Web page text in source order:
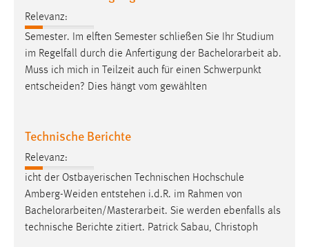
Relevanz:
Semester. Im elften Semester schließen Sie Ihr Studium
im Regelfall durch die Anfertigung der Bachelorarbeit ab.
Muss ich mich in Teilzeit auch für einen Schwerpunkt
entscheiden? Dies hängt vom gewählten
Technische Berichte
Relevanz:
icht der Ostbayerischen Technischen Hochschule
Amberg-Weiden entstehen i.d.R. im Rahmen von
Bachelorarbeiten/Masterarbeit. Sie werden ebenfalls als
technische Berichte zitiert. Patrick Sabau, Christoph